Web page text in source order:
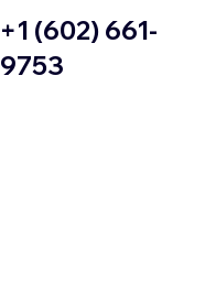
+1 (602) 661-
9753